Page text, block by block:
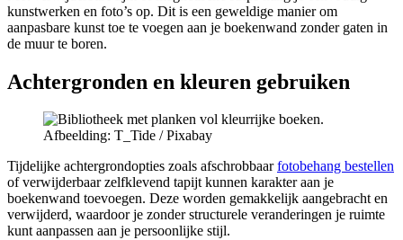
kunstwerken en foto’s op. Dit is een geweldige manier om
aanpasbare kunst toe te voegen aan je boekenwand zonder gaten in
de muur te boren.
Achtergronden en kleuren gebruiken
Afbeelding: T_Tide / Pixabay
Tijdelijke achtergrondopties zoals afschrobbaarfotobehang bestellen
of verwijderbaar zelfklevend tapijt kunnen karakter aan je
boekenwand toevoegen. Deze worden gemakkelijk aangebracht en
verwijderd, waardoor je zonder structurele veranderingen je ruimte
kunt aanpassen aan je persoonlijke stijl.